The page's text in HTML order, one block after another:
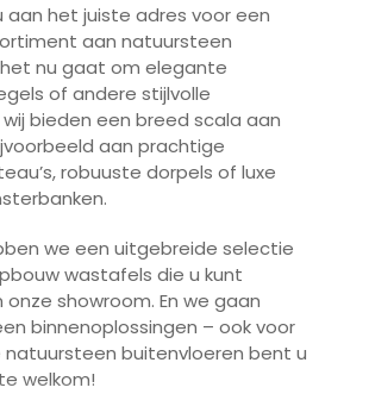
aan het juiste adres voor een
aan natuursteen
nu gaat om elegante
of andere stijlvolle
bieden een breed scala aan
aan prachtige
robuuste dorpels of luxe
we een uitgebreide selectie
wastafels die u kunt
showroom. En we gaan
binnenoplossingen – ook voor
buitenvloeren bent u
welkom!